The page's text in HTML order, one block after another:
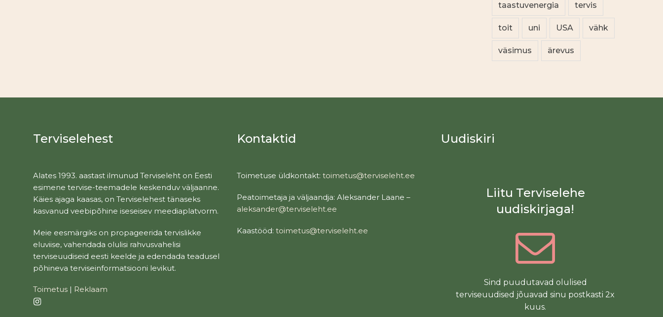
taastuvenergia tervis
toit uni USA vähk
väsimus ärevus
Terviselehest
Alates 1993. aastast ilmunud Terviseleht on Eesti
esimene tervise-teemadele keskenduv väljaanne.
Käies ajaga kaasas, on Terviselehest tänaseks
kasvanud veebipõhine iseseisev meediaplatvorm.
Meie eesmärgiks on propageerida tervislikke
eluviise, vahendada olulisi rahvusvahelisi
terviseuudiseid eesti keelde ja edendada teadusel
põhineva terviseinformatsiooni levikut.
Toimetus | Reklaam
Kontaktid
Toimetuse üldkontakt:toimetus@terviseleht.ee
Peatoimetaja ja väljaandja: Aleksander Laane –
aleksander@terviseleht.ee
Kaastööd:toimetus@terviseleht.ee
Uudiskiri
Liitu Terviselehe
uudiskirjaga!
Sind puudutavad olulised
terviseuudised jõuavad sinu postkasti 2x
kuus.